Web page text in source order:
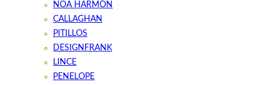
NOA HARMON
CALLAGHAN
PITILLOS
DESIGNFRANK
LINCE
PENELOPE